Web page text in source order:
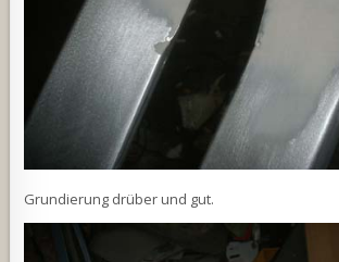
Grundierung drüber und gut.